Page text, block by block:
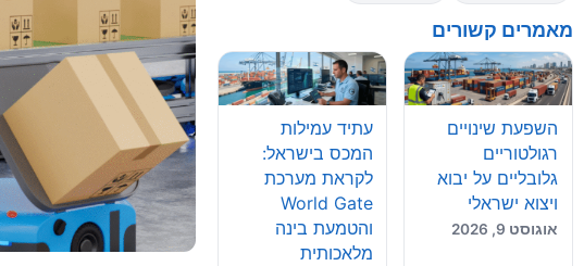
מאמרים קשורים
השפעת שינויים
רגולטוריים
גלובליים על יבוא
ויצוא ישראלי
אוגוסט 9, 2026
עתיד עמילות
המכס בישראל:
לקראת מערכת
World Gate
והטמעת בינה
מלאכותית
Jul
קרא עוד